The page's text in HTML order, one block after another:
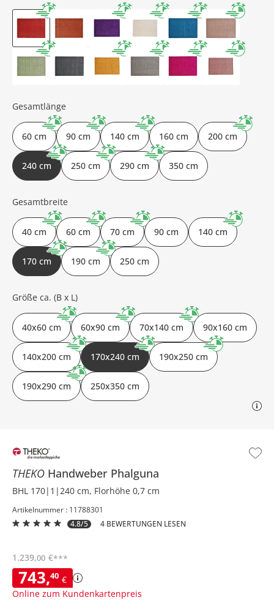
THEKO Handweber Phalguna
BHL 170|1|240 cm, Florhöhe 0,7 cm
Artikelnummer : 11788301
4.8/5
4 BEWERTUNGEN LESEN
743,40 €
Online zum Kundenkartenpreis
1.239,00 €***
Gesamtlänge
60 cm 90 cm 140 cm 160 cm 200 cm
240 cm 250 cm 290 cm 350 cm
Gesamtbreite
40 cm 60 cm 70 cm 90 cm 140 cm
170 cm 190 cm 250 cm
Größe ca. (B x L)
40x60 cm 60x90 cm 70x140 cm 90x160 cm
140x200 cm 170x240 cm 190x250 cm
190x290 cm 250x350 cm